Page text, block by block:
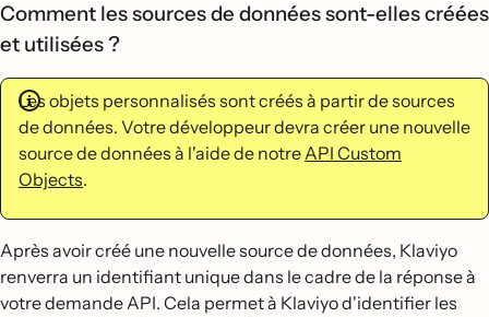
Comment les sources de données sont-elles créées
et utilisées ?
Les objets personnalisés sont créés à partir de sources
de données. Votre développeur devra créer une nouvelle
source de données à l'aide de notreAPI Custom
Objects.
Après avoir créé une nouvelle source de données, Klaviyo
renverra un identifiant unique dans le cadre de la réponse à
votre demande API. Cela permet à Klaviyo d'identifier les